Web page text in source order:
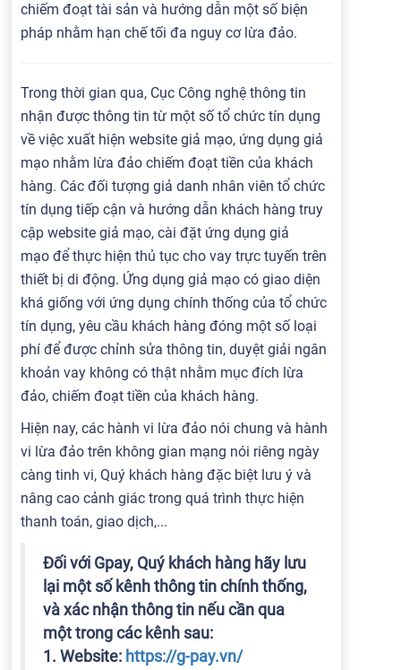
chiếm đoạt tài sản và hướng dẫn một số biện
pháp nhằm hạn chế tối đa nguy cơ lừa đảo.
Trong thời gian qua, Cục Công nghệ thông tin
nhận được thông tin từ một số tổ chức tín dụng
về việc xuất hiện website giả mạo, ứng dụng giả
mạo nhằm lừa đảo chiếm đoạt tiền của khách
hàng. Các đối tượng giả danh nhân viên tổ chức
tín dụng tiếp cận và hướng dẫn khách hàng truy
cập website giả mạo, cài đặt ứng dụng giả
mạo để thực hiện thủ tục cho vay trực tuyến trên
thiết bị di động. Ứng dụng giả mạo có giao diện
khá giống với ứng dụng chính thống của tổ chức
tín dụng, yêu cầu khách hàng đóng một số loại
phí để được chỉnh sửa thông tin, duyệt giải ngân
khoản vay không có thật nhằm mục đích lừa
đảo, chiếm đoạt tiền của khách hàng.
Hiện nay, các hành vi lừa đảo nói chung và hành
vi lừa đảo trên không gian mạng nói riêng ngày
càng tinh vi, Quý khách hàng đặc biệt lưu ý và
nâng cao cảnh giác trong quá trình thực hiện
thanh toán, giao dịch,...
Đối với Gpay, Quý khách hàng hãy lưu
lại một số kênh thông tin chính thống,
và xác nhận thông tin nếu cần qua
một trong các kênh sau:
1. Website: https://g-pay.vn/